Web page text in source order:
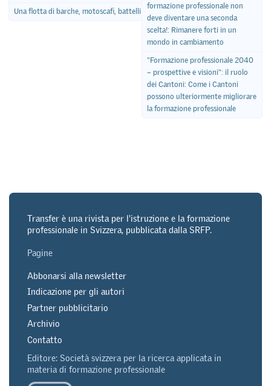
Una flotta di barche, motoscafi, battelli e petroliere
formazione professionale non
deve diventare una seconda
scelta!: Rimanere forti in un
mondo in cambiamento
"Formazione professionale 2040
– prospettive e visioni": il ruolo
dei Cantoni: Come i Cantoni
possono ulteriormente migliorare
la formazione professionale
Transfer è una rivista per l'istruzione e la formazione
professionale in Svizzera, pubblicata dalla SRFP.
Pagine
Abbonarsi alla newsletter
Indicazione per gli autori
Partner pubblicitario
Archivio
Contatto
Editore: Società svizzera per la ricerca applicata in
materia di formazione professionale